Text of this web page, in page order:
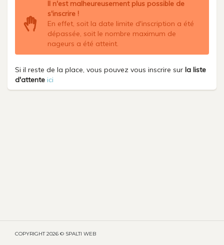
Il n'est malheureusement plus possible de
s'inscrire !
En effet, soit la date limite d'inscription a été
dépassée, soit le nombre maximum de
nageurs a été atteint.
Si il reste de la place, vous pouvez vous inscrire sur la liste
d'attente ici
COPYRIGHT2026 © SPALTI WEB